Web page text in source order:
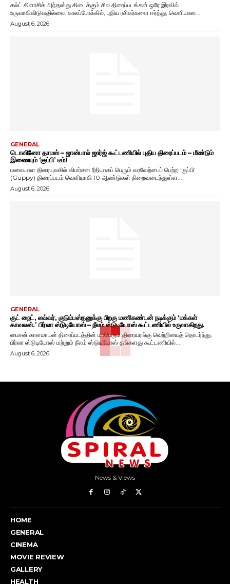
கல்ட் கிளாசிக் அந்தஸ்து கிடைக்கும் சில திரைப்படங்கள் ஒரே இரவில்
உருவாகிவிடுவதில்லை. காலப்போக்கில், புதிய ரசிகர்களை ஈர்த்து, வெளியான...
August 6, 2026
GENERAL
டொவினோ தாமஸ் – ஜான்பால் ஜார்ஜ் கூட்டணியில் புதிய திரைப்படம் – மீண்டும்
இணையும் ‘குப்பி’ டீம்!
மலையாள திரையுலகில் விமர்சன ரீதியாகப் பெரும் வரவேற்பைப் பெற்ற ‘குப்பி’
(Guppy) திரைப்படம் வெளியாகி 10 ஆண்டுகள் நிறைவடைந்துள்ள...
August 6, 2026
GENERAL
குட் நைட், லவ்வர், குடும்பஸ்தனுக்கு பிறகு மணிகண்டன் நடிக்கும் ‘மக்கள்
காவலன்.’ பிர்லா ஸ்டுடியோஸ் – நீலம் ஸ்டுடியோஸ் கூட்டணியில் உருவாகிறது.
பைசன் காளமாடன் திரைப்படத்தின் மாபெரும் திரையரங்கு வெற்றியைத் தொடர்ந்து,
பிர்லா ஸ்டுடியோஸ் மற்றும் நீலம் ஸ்டுடியோஸ் தங்களது கூட்டணியில்...
August 6, 2026
News & Views
HOME
GENERAL
CINEMA
MOVIE REVIEW
GALLERY
HEALTH